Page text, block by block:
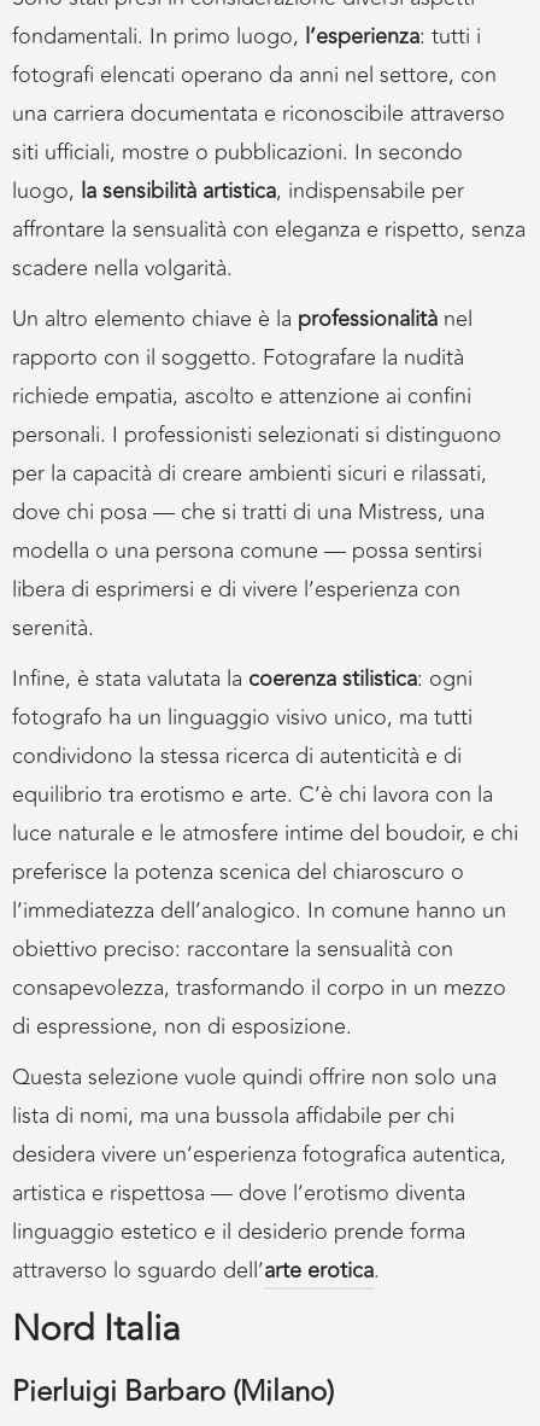
fondamentali. In primo luogo, l’esperienza: tutti i
fotografi elencati operano da anni nel settore, con
una carriera documentata e riconoscibile attraverso
siti ufficiali, mostre o pubblicazioni. In secondo
luogo, la sensibilità artistica, indispensabile per
affrontare la sensualità con eleganza e rispetto, senza
scadere nella volgarità.
Un altro elemento chiave è la professionalità nel
rapporto con il soggetto. Fotografare la nudità
richiede empatia, ascolto e attenzione ai confini
personali. I professionisti selezionati si distinguono
per la capacità di creare ambienti sicuri e rilassati,
dove chi posa — che si tratti di una Mistress, una
modella o una persona comune — possa sentirsi
libera di esprimersi e di vivere l’esperienza con
serenità.
Infine, è stata valutata la coerenza stilistica: ogni
fotografo ha un linguaggio visivo unico, ma tutti
condividono la stessa ricerca di autenticità e di
equilibrio tra erotismo e arte. C’è chi lavora con la
luce naturale e le atmosfere intime del boudoir, e chi
preferisce la potenza scenica del chiaroscuro o
l’immediatezza dell’analogico. In comune hanno un
obiettivo preciso: raccontare la sensualità con
consapevolezza, trasformando il corpo in un mezzo
di espressione, non di esposizione.
Questa selezione vuole quindi offrire non solo una
lista di nomi, ma una bussola affidabile per chi
desidera vivere un’esperienza fotografica autentica,
artistica e rispettosa — dove l’erotismo diventa
linguaggio estetico e il desiderio prende forma
attraverso lo sguardo dell’arte erotica.
Nord Italia
Pierluigi Barbaro (Milano)